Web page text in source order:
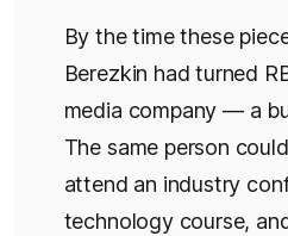
By the time these
Berezkin had turned
media company — a
The same person
attend an industry
technology course,